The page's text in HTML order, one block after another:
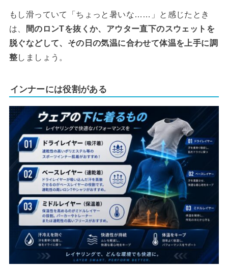
もし滑っていて「ちょっと暑いな……」と感じたとき
は、
間のロンTを抜くか、アウター直下のスウェットを
脱ぐなどして、その日の気温に合わせて体温を上手に調
整しましょう。
インナーには役割がある